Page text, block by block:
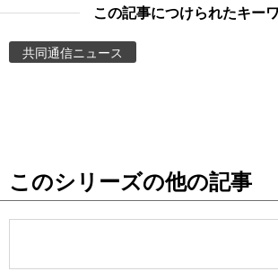
東京
この記事につけられたキー
共同通信ニュース
このシリーズの他の記事